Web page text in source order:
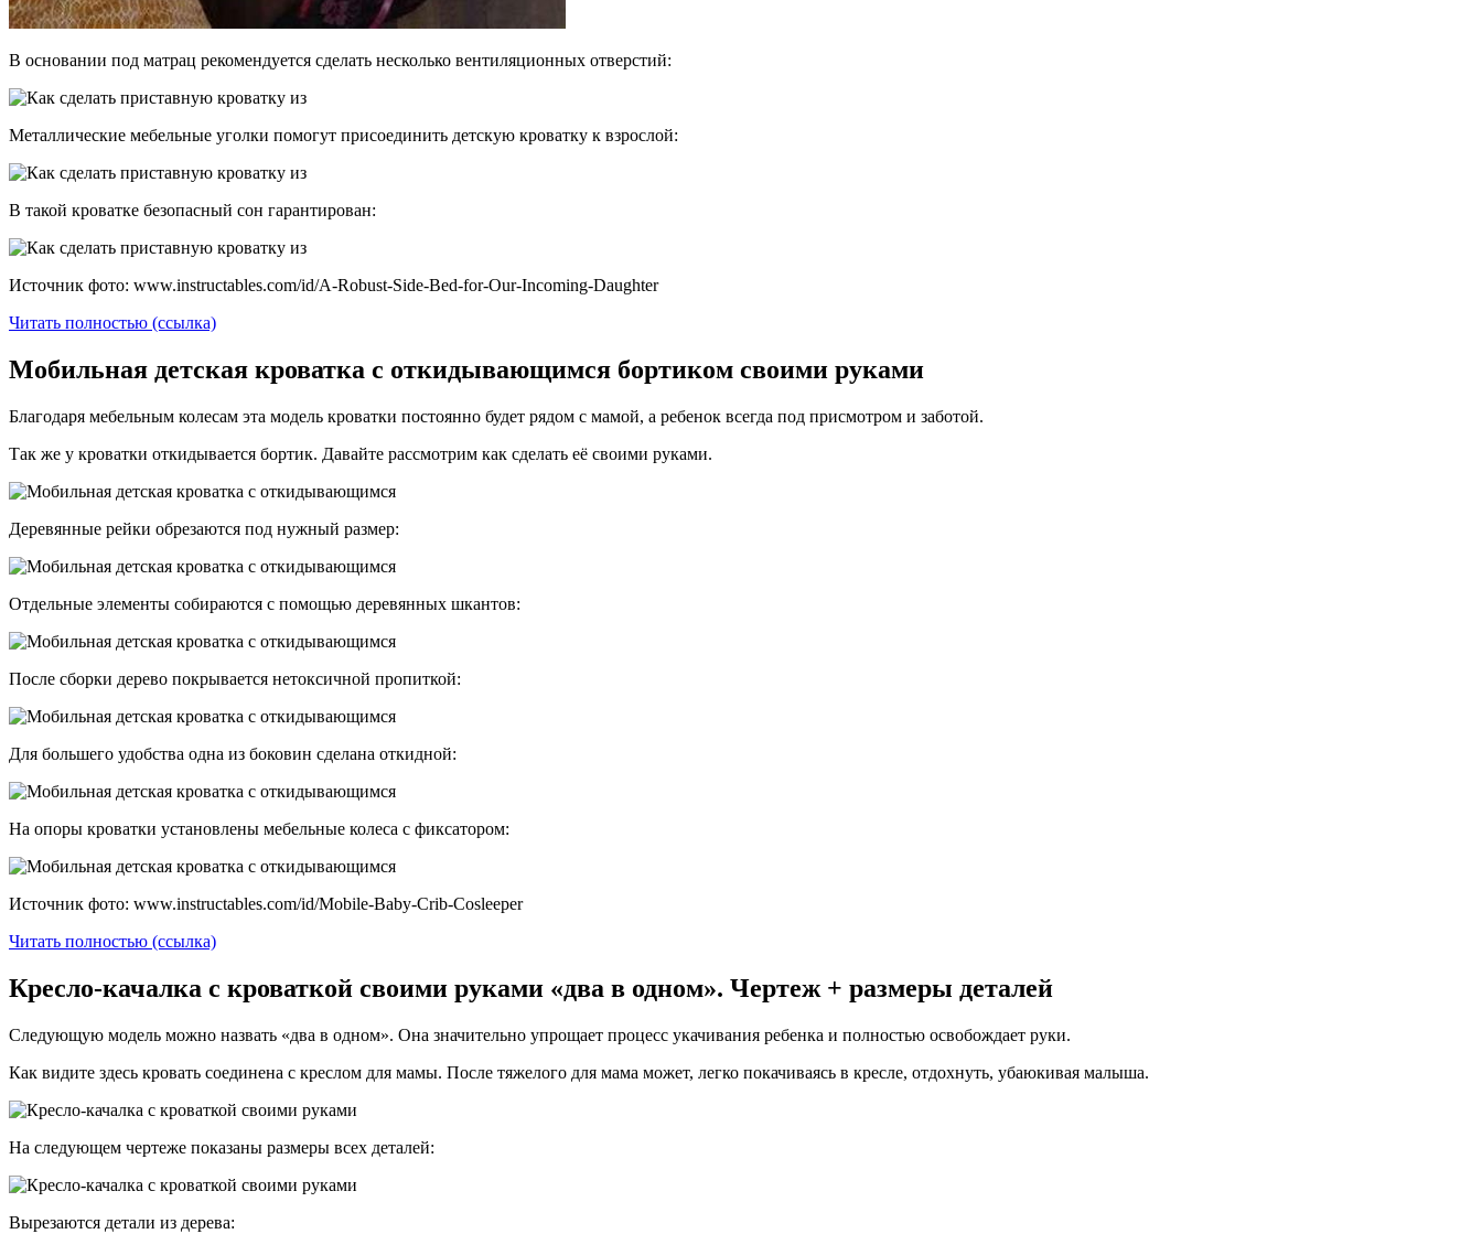
В основании под матрац рекомендуется сделать несколько вентиляционных отверстий:
Металлические мебельные уголки помогут присоединить детскую кроватку к взрослой:
В такой кроватке безопасный сон гарантирован:
Источник фото: www.instructables.com/id/A-Robust-Side-Bed-for-Our-Incoming-Daughter
Читать полностью (ссылка)
Мобильная детская кроватка с откидывающимся бортиком своими руками
Благодаря мебельным колесам эта модель кроватки постоянно будет рядом с мамой, а ребенок всегда под присмотром и заботой.
Так же у кроватки откидывается бортик. Давайте рассмотрим как сделать её своими руками.
Деревянные рейки обрезаются под нужный размер:
Отдельные элементы собираются с помощью деревянных шкантов:
После сборки дерево покрывается нетоксичной пропиткой:
Для большего удобства одна из боковин сделана откидной:
На опоры кроватки установлены мебельные колеса с фиксатором:
Источник фото: www.instructables.com/id/Mobile-Baby-Crib-Cosleeper
Читать полностью (ссылка)
Кресло-качалка с кроваткой своими руками «два в одном». Чертеж + размеры деталей
Следующую модель можно назвать «два в одном». Она значительно упрощает процесс укачивания ребенка и полностью освобождает руки.
Как видите здесь кровать соединена с креслом для мамы. После тяжелого для мама может, легко покачиваясь в кресле, отдохнуть, убаюкивая малыша.
На следующем чертеже показаны размеры всех деталей:
Вырезаются детали из дерева: